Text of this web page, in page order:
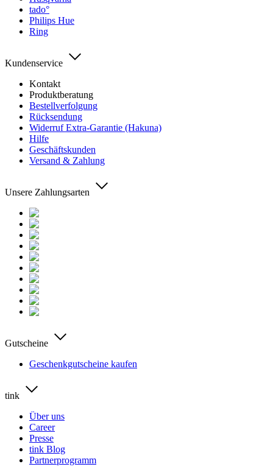
tado°
Philips Hue
Ring
Kundenservice
Kontakt
Produktberatung
Bestellverfolgung
Rücksendung
Widerruf Extra-Garantie (Hakuna)
Hilfe
Geschäftskunden
Versand & Zahlung
Unsere Zahlungsarten
Gutscheine
Geschenkgutscheine kaufen
tink
Über uns
Career
Presse
tink Blog
Partnerprogramm